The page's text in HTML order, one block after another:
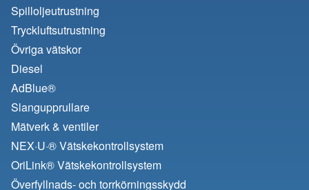
Spilloljeutrustning
Tryckluftsutrustning
Övriga vätskor
Diesel
AdBlue®
Slangupprullare
Mätverk & ventiler
NEX·U·® Vätskekontrollsystem
OriLink® Vätskekontrollsystem
Överfyllnads- och torrkörningsskydd